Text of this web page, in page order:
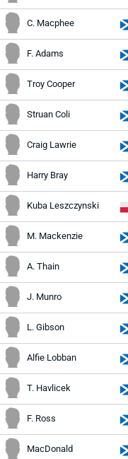
C. Macphee
F. Adams
Troy Cooper
Struan Coli
Craig Lawrie
Harry Bray
Kuba Leszczynski
M. Mackenzie
A. Thain
J. Munro
L. Gibson
Alfie Lobban
T. Havlicek
F. Ross
MacDonald